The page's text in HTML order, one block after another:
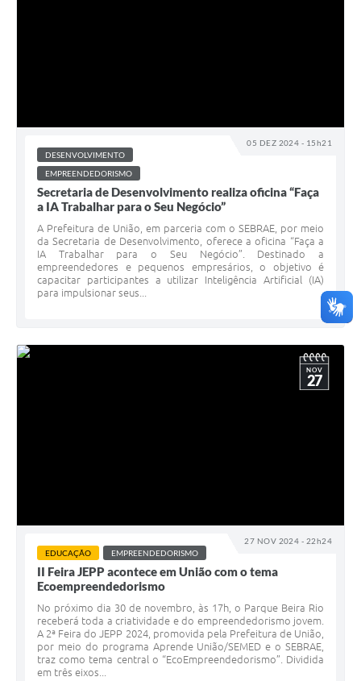
05 DEZ 2024 - 15h21
DESENVOLVIMENTO
EMPREENDEDORISMO
Secretaria de Desenvolvimento realiza oficina “Faça
a IA Trabalhar para o Seu Negócio”
A Prefeitura de União, em parceria com o SEBRAE, por meio
da Secretaria de Desenvolvimento, oferece a oficina “Faça a
IA Trabalhar para o Seu Negócio”. Destinado a
empreendedores e pequenos empresários, o objetivo é
capacitar participantes a utilizar Inteligência Artificial (IA)
para impulsionar seus...
27 NOV 2024 - 22h24
NOV
27
EDUCAÇÃO EMPREENDEDORISMO
II Feira JEPP acontece em União com o tema
Ecoempreendedorismo
No próximo dia 30 de novembro, às 17h, o Parque Beira Rio
receberá toda a criatividade e do empreendedorismo jovem.
A 2ª Feira do JEPP 2024, promovida pela Prefeitura de União,
por meio do programa Aprende União/SEMED e o SEBRAE,
traz como tema central o “EcoEmpreendedorismo”. Dividida
em três eixos...